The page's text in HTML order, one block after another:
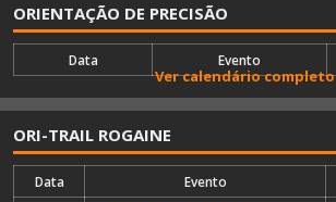
ORIENTAÇÃO DE PRECISÃO
Data Evento
Ver calendário completo
ORI-TRAIL ROGAINE
Data Evento